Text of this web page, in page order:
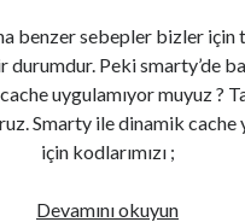
benzer sebepler bizler için
durumdur. Peki smarty’de
uygulamıyor muyuz ?
Smarty ile dinamik cache
için kodlarımızı ;
Devamını okuyunPhp